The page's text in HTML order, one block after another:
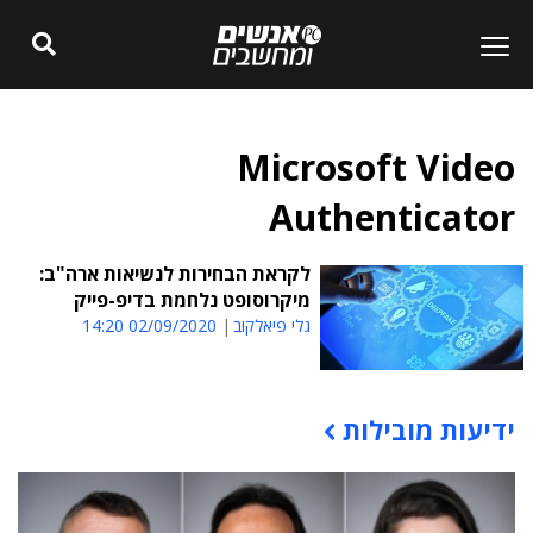
Microsoft Video
Authenticator
לקראת הבחירות לנשיאות ארה"ב:
מיקרוסופט נלחמת בדיפ-פייק
גלי פיאלקוב 02/09/2020 14:20
תוכן פרסומי
ידיעות מובילות